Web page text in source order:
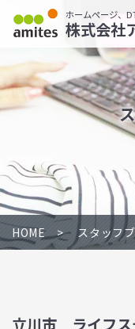
ホームページ、
株式会社
HOME スタッフ
立川市 ライフス